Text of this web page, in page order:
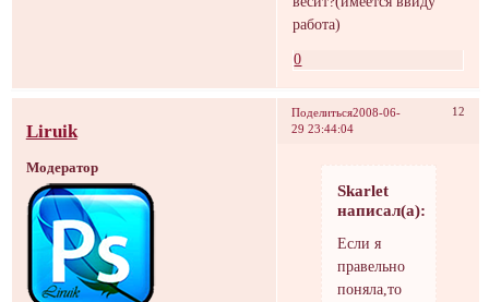
работа)
0
Поделиться 12
2008-06-
29 23:44:04
Liruik
Модератор
Skarlet
написал(а):
Если я
правельно
поняла,то